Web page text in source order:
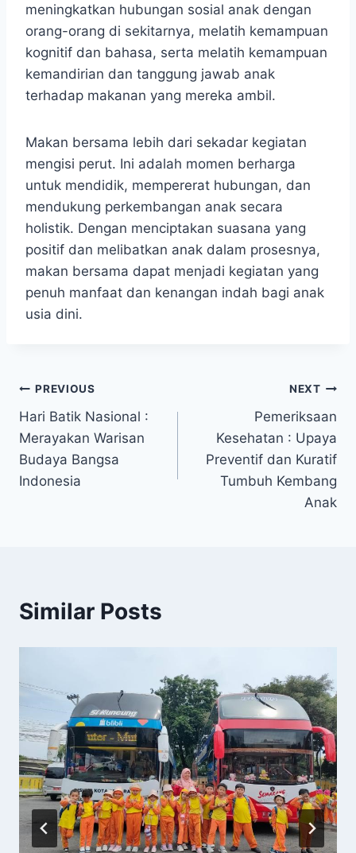
meningkatkan hubungan sosial anak dengan
orang-orang di sekitarnya, melatih kemampuan
kognitif dan bahasa, serta melatih kemampuan
kemandirian dan tanggung jawab anak
terhadap makanan yang mereka ambil.
Makan bersama lebih dari sekadar kegiatan
mengisi perut. Ini adalah momen berharga
untuk mendidik, mempererat hubungan, dan
mendukung perkembangan anak secara
holistik. Dengan menciptakan suasana yang
positif dan melibatkan anak dalam prosesnya,
makan bersama dapat menjadi kegiatan yang
penuh manfaat dan kenangan indah bagi anak
usia dini.
Navigasi
pos
PREVIOUS
Hari Batik Nasional :
Merayakan Warisan
Budaya Bangsa
Indonesia
NEXT
Pemeriksaan
Kesehatan : Upaya
Preventif dan Kuratif
Tumbuh Kembang
Anak
Similar Posts